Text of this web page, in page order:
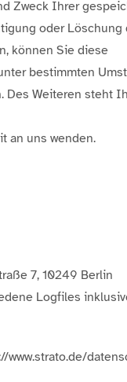
Zweck Ihrer
oder Löschung
können Sie diese
bestimmten
Des Weiteren steht
an uns wenden.
7, 10249 Berlin
Logfiles